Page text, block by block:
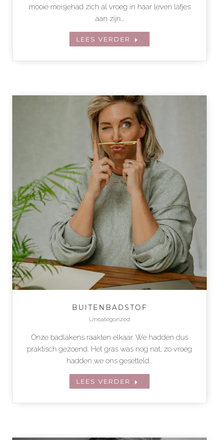
mooie meisjehad zich al vroeg in haar leven lafjes
aan zijn…
LEES VERDER
BUITENBADSTOF
Uncategorized
Onze badlakens raakten elkaar. We hadden dus
praktisch gezoend. Het gras was nog nat, zo vroeg
hadden we ons gesetteld…
LEES VERDER